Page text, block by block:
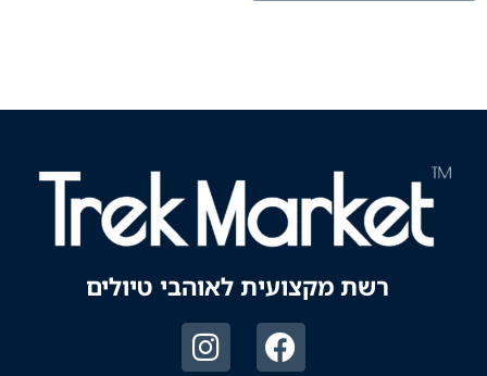
רשת מקצועית לאוהבי טיולים